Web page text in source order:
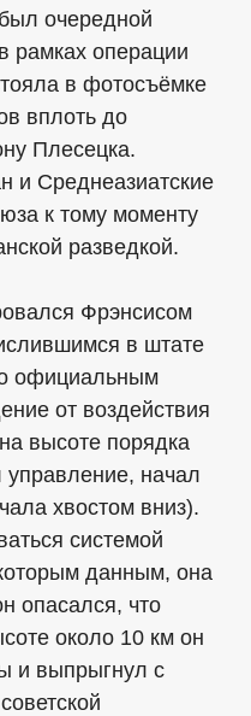
очередной
рамках операции
в фотосъёмке
вплоть до
Плесецка.
и Среднеазиатские
к тому моменту
разведкой.
Фрэнсисом
в штате
официальным
от воздействия
высоте порядка
начал
хвостом вниз).
системой
данным, она
опасался, что
около 10 км он
и выпрыгнул с